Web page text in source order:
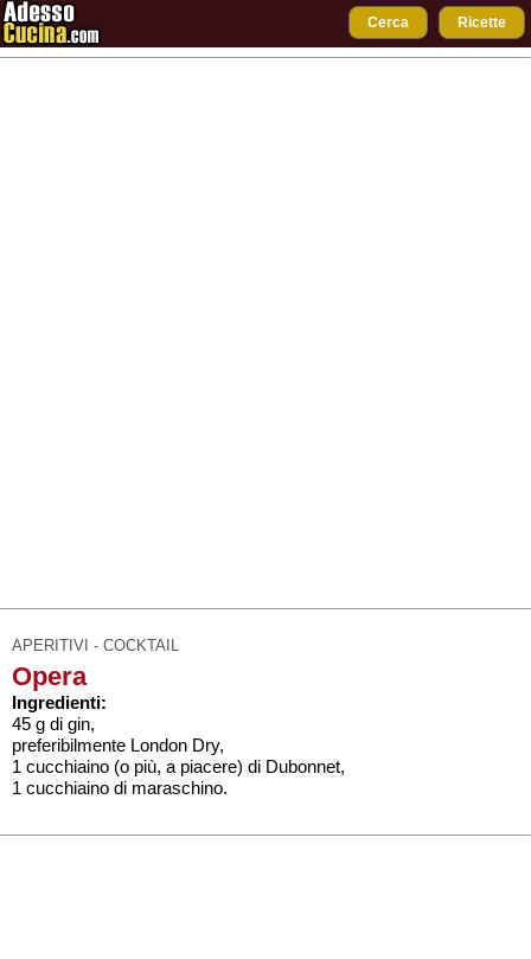
Cerca Ricette
APERITIVI - COCKTAIL
Opera
Ingredienti:
45 g di gin,
preferibilmente London Dry,
1 cucchiaino (o più, a piacere) di Dubonnet,
1 cucchiaino di maraschino.